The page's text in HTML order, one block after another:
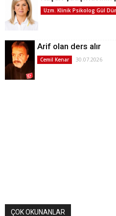
Uzm. Klinik Psikolog Gül
Arif olan ders alır
Cemil Kenar 30.07.2026
ÇOK OKUNANLAR